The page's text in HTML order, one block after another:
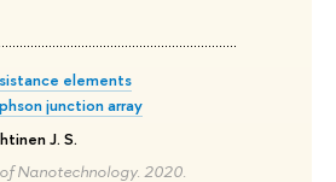
elements
junction array
J. S.
Nanotechnology. 2020.